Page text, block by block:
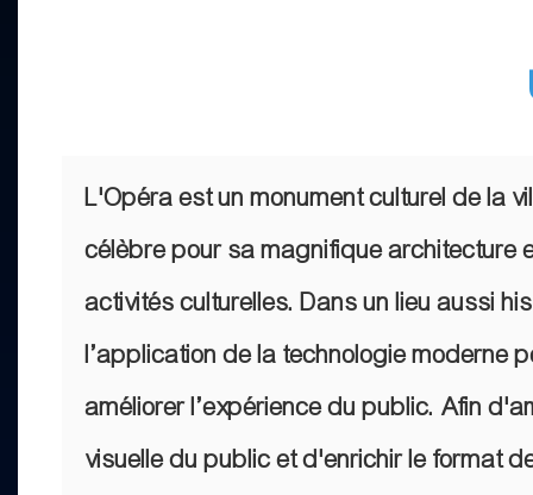
L'Opéra est un monument culturel de la
célèbre pour sa magnifique architecture
activités culturelles. Dans un lieu aussi
l’application de la technologie moderne
améliorer l’expérience du public. Afin
visuelle du public et d'enrichir le format